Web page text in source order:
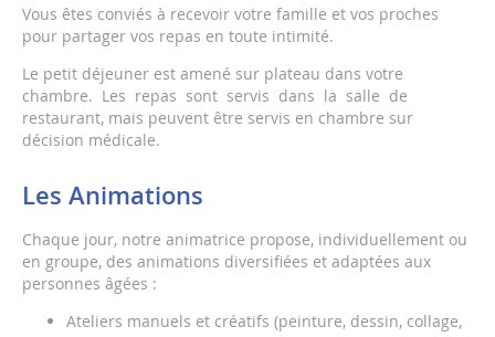
Vous êtes conviés à recevoir votre famille et vos proches
pour partager vos repas en toute intimité.
Le petit déjeuner est amené sur plateau dans votre
chambre. Les repas sont servis dans la salle de
restaurant, mais peuvent être servis en chambre sur
décision médicale.
Les Animations
Chaque jour, notre animatrice propose, individuellement ou
en groupe, des animations diversifiées et adaptées aux
personnes âgées :
Ateliers manuels et créatifs (peinture, dessin, collage,